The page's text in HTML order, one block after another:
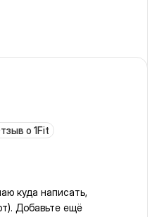
о 1Fit
Добавьте ещё